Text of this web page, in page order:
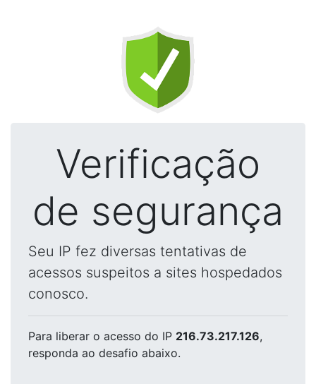
Verificação
de segurança
Seu IP fez diversas tentativas de
acessos suspeitos a sites hospedados
conosco.
Para liberar o acesso do IP 216.73.217.126,
responda ao desafio abaixo.